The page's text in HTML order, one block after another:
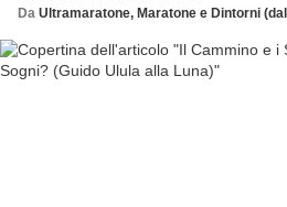
Da Ultramaratone, Maratone e Dintorni (dalla newsletter "Il